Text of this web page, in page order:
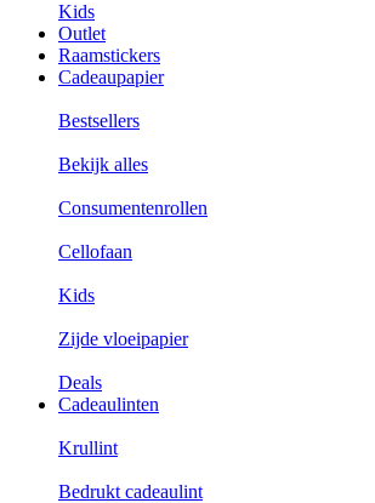
Kids
Outlet
Raamstickers
Cadeaupapier
Bestsellers
Bekijk alles
Consumentenrollen
Cellofaan
Kids
Zijde vloeipapier
Deals
Cadeaulinten
Krullint
Bedrukt cadeaulint